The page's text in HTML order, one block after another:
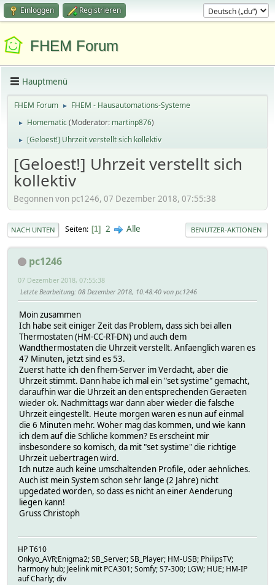
Einloggen Registrieren
FHEM Forum
Hauptmenü
FHEM Forum ► FHEM - Hausautomations-Systeme
► Homematic(Moderator: martinp876)
► [Geloest!] Uhrzeit verstellt sich kollektiv
[Geloest!] Uhrzeit verstellt sich
kollektiv
Begonnen von pc1246, 07 Dezember 2018, 07:55:38
NACH UNTEN Seiten 1 2 Alle BENUTZER-AKTIONEN
pc1246
07 Dezember 2018, 07:55:38
Letzte Bearbeitung: 08 Dezember 2018, 10:48:40 von pc1246
Moin zusammen
Ich habe seit einiger Zeit das Problem, dass sich bei allen
Thermostaten (HM-CC-RT-DN) und auch dem
Wandthermostaten die Uhrzeit verstellt. Anfaenglich waren es
47 Minuten, jetzt sind es 53.
Zuerst hatte ich den fhem-Server im Verdacht, aber die
Uhrzeit stimmt. Dann habe ich mal ein "set systime" gemacht,
daraufhin war die Uhrzeit an den entsprechenden Geraeten
wieder ok. Nachmittags war dann aber wieder die falsche
Uhrzeit eingestellt. Heute morgen waren es nun auf einmal
die 6 Minuten mehr. Woher mag das kommen, und wie kann
ich dem auf die Schliche kommen? Es erscheint mir
insbesondere so komisch, da mit "set systime" die richtige
Uhrzeit uebertragen wird.
Ich nutze auch keine umschaltenden Profile, oder aehnliches.
Auch ist mein System schon sehr lange (2 Jahre) nicht
upgedated worden, so dass es nicht an einer Aenderung
liegen kann!
Gruss Christoph
HP T610
Onkyo_AVR;Enigma2; SB_Server; SB_Player; HM-USB; PhilipsTV;
harmony hub; Jeelink mit PCA301; Somfy; S7-300; LGW; HUE; HM-IP
auf Charly; div